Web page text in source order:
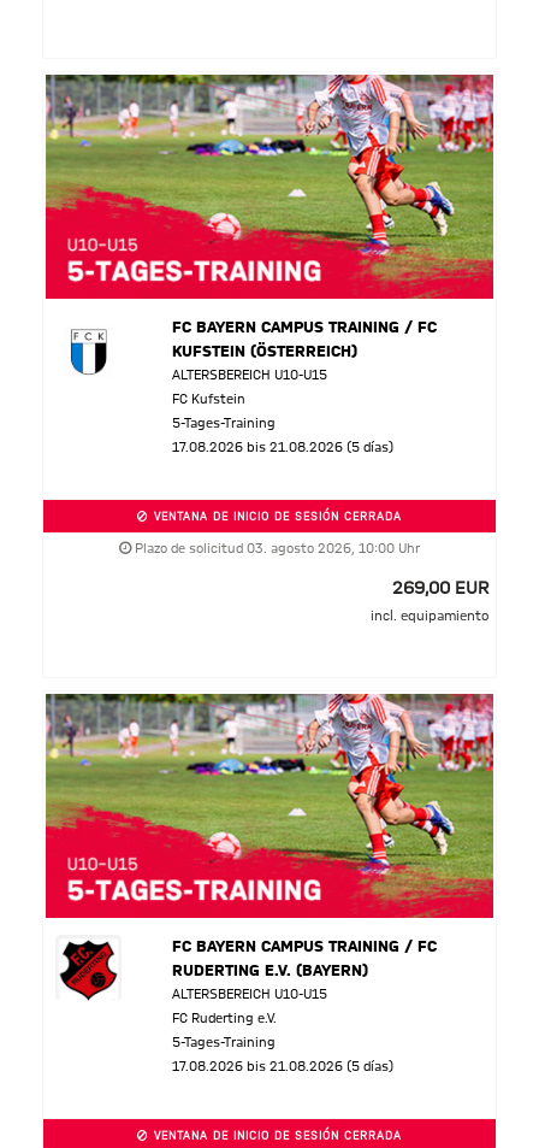
FC BAYERN CAMPUS TRAINING / FC
KUFSTEIN (ÖSTERREICH)
ALTERSBEREICH U10-U15
FC Kufstein
5-Tages-Training
17.08.2026 bis 21.08.2026 (5 días)
VENTANA DE INICIO DE SESIÓN CERRADA
Plazo de solicitud 03. agosto 2026, 10:00 Uhr
269,00 EUR
incl. equipamiento
FC BAYERN CAMPUS TRAINING / FC
RUDERTING E.V. (BAYERN)
ALTERSBEREICH U10-U15
FC Ruderting e.V.
5-Tages-Training
17.08.2026 bis 21.08.2026 (5 días)
VENTANA DE INICIO DE SESIÓN CERRADA